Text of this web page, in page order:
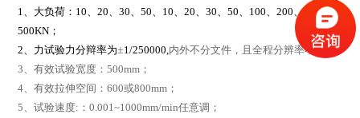
1、大负荷：10、20、30、50、10、20、30、50、100、200、300、
500KN；
2、力试验力分辩率为±1/250000,内外不分文件，且全程分辨率不变；
3、有效试验宽度：500mm；
4、有效拉伸空间：600或800mm；
5、试验速度:：0.001~1000mm/min任意调；